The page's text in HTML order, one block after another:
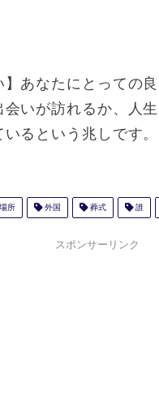
】あなたにとっての
会いが訪れるか、人
るという兆しです。
所 外国 葬式 誰
スポンサーリンク